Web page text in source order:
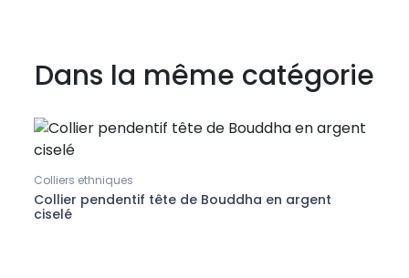
Dans la même catégorie
Colliers ethniques
Collier pendentif tête de Bouddha en argent
ciselé